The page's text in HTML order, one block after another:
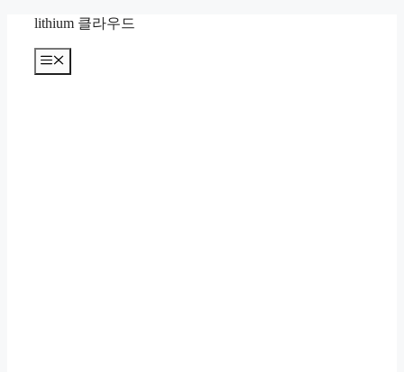
lithium 클라우드
메
뉴